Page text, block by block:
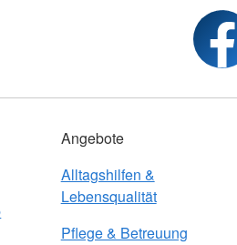
Angebote
Alltagshilfen &
Lebensqualität
Pflege & Betreuung